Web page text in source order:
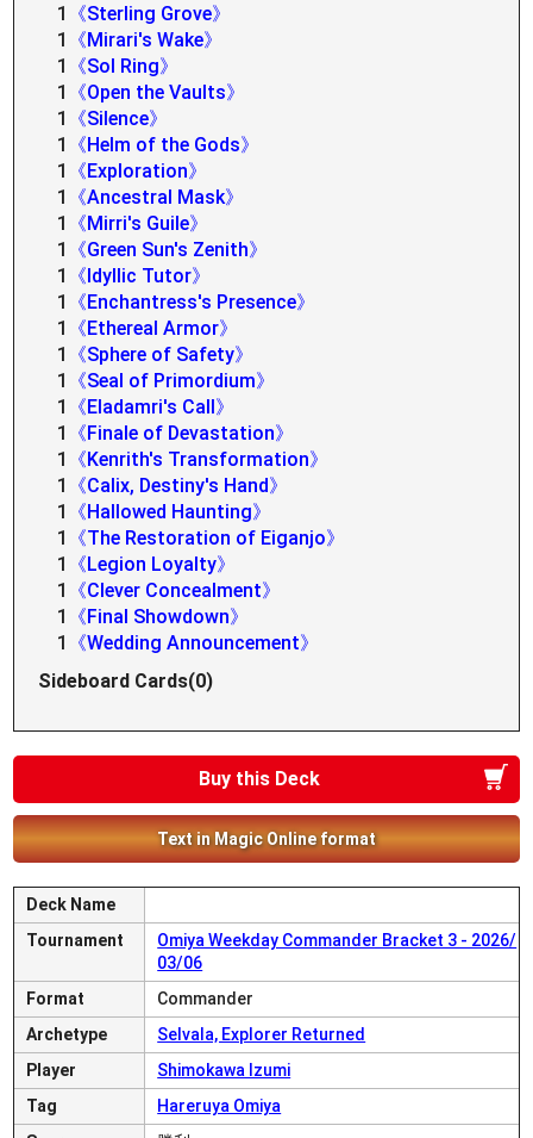
1
《Sterling Grove》
1
《Mirari's Wake》
1
《Sol Ring》
1
《Open the Vaults》
1
《Silence》
1
《Helm of the Gods》
1
《Exploration》
1
《Ancestral Mask》
1
《Mirri's Guile》
1
《Green Sun's Zenith》
1
《Idyllic Tutor》
1
《Enchantress's Presence》
1
《Ethereal Armor》
1
《Sphere of Safety》
1
《Seal of Primordium》
1
《Eladamri's Call》
1
《Finale of Devastation》
1
《Kenrith's Transformation》
1
《Calix, Destiny's Hand》
1
《Hallowed Haunting》
1
《The Restoration of Eiganjo》
1
《Legion Loyalty》
1
《Clever Concealment》
1
《Final Showdown》
1
《Wedding Announcement》
Sideboard Cards(0)
Buy this Deck
Text in Magic Online format
Deck Name
Tournament
Omiya Weekday Commander Bracket 3 - 2026/
03/06
Format
Commander
Archetype
Selvala, Explorer Returned
Player
Shimokawa Izumi
Tag
Hareruya Omiya